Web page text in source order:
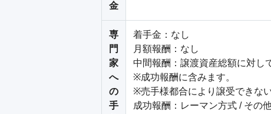
金
専
門
家
へ
の
手
着手金：なし
月額報酬：なし
中間報酬：譲渡資産総額に対し
※成功報酬に含みます。
※売手様都合により譲受できな
成功報酬：レーマン方式 / その他